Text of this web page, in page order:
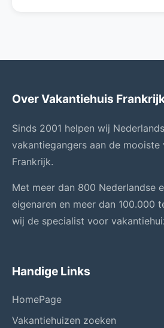
Over Vakantiehuis
Sinds 2001 helpen wij
vakantiegangers aan de mooiste
Frankrijk.
Met meer dan 800 Nederlandse
eigenaren en meer dan 100.000
wij de specialist voor
Handige Links
HomePage
Vakantiehuizen zoeken